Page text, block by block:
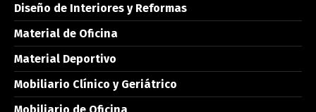
Diseño de Interiores y Reformas
Material de Oficina
Material Deportivo
Mobiliario Clínico y Geriátrico